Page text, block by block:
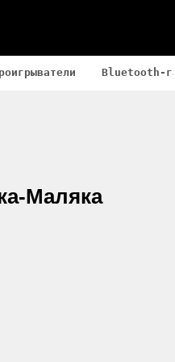
Bluetooth-
Маляка